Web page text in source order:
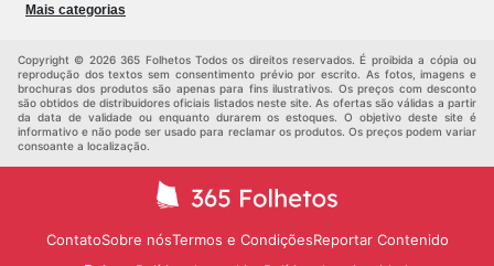
Crianças
Mais categorias
Copyright © 2026 365 Folhetos Todos os direitos reservados. É proibida a cópia ou
reprodução dos textos sem consentimento prévio por escrito. As fotos, imagens e
brochuras dos produtos são apenas para fins ilustrativos. Os preços com desconto
são obtidos de distribuidores oficiais listados neste site. As ofertas são válidas a partir
da data de validade ou enquanto durarem os estoques. O objetivo deste site é
informativo e não pode ser usado para reclamar os produtos. Os preços podem variar
consoante a localização.
ContatoSobre nósTermos e CondiçõesReportar Contenido